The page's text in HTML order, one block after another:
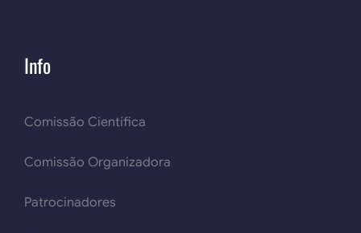
Info
Comissão Científica
Comissão Organizadora
Patrocinadores